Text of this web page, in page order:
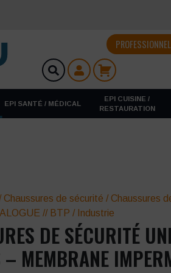
EPI SANTÉ / MÉDICAL
EPI CUISINE /
RESTAURATION
Chaussures de sécurité / Chaussures
// BTP / Industrie
DE SÉCURITÉ
MEMBRANE